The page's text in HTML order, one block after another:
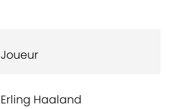
Joueur
Erling Haaland